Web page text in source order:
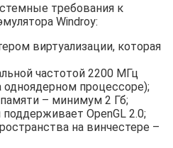
требования к
Windroy:
виртуализации, которая
частотой 2200 МГц
одноядерном процессоре);
– минимум 2 Гб;
OpenGL 2.0;
на винчестере –